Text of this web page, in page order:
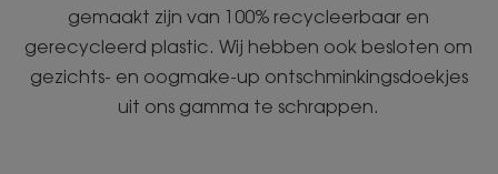
gemaakt zijn van 100% recycleerbaar en
gerecycleerd plastic. Wij hebben ook besloten om
gezichts- en oogmake-up ontschminkingsdoekjes
uit ons gamma te schrappen.